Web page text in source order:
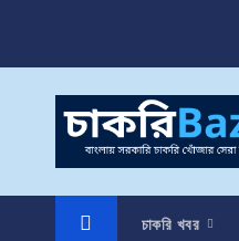
চাকরি খবর